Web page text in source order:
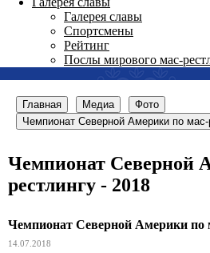
Галерея славы
Спортсмены
Рейтинг
Послы мирового мас-
Главная Медиа
Фото
Чемпионат Северной Америки по мас-
Чемпионат Северной
рестлингу - 2018
Чемпионат Северной Америки по
14.07.2018